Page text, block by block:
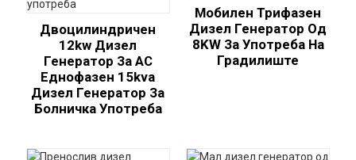
Двоцилиндричен
12kw Дизел
Генератор За AC
Еднофазен 15kva
Дизел Генератор За
Болничка Употреба
Мобилен Трифазен
Дизел Генератор Од
8KW За Употреба На
Градилиште